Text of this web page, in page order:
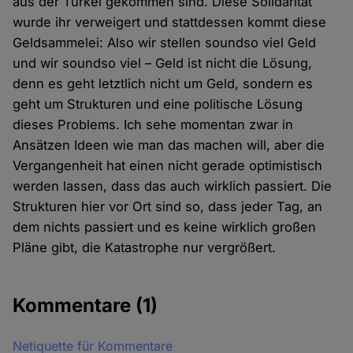
wurde ihr verweigert und stattdessen kommt diese
Geldsammelei: Also wir stellen soundso viel Geld
und wir soundso viel – Geld ist nicht die Lösung,
denn es geht letztlich nicht um Geld, sondern es
geht um Strukturen und eine politische Lösung
dieses Problems. Ich sehe momentan zwar in
Ansätzen Ideen wie man das machen will, aber die
Vergangenheit hat einen nicht gerade optimistisch
werden lassen, dass das auch wirklich passiert. Die
Strukturen hier vor Ort sind so, dass jeder Tag, an
dem nichts passiert und es keine wirklich großen
Pläne gibt, die Katastrophe nur vergrößert.
Kommentare (1)
Netiquette für Kommentare